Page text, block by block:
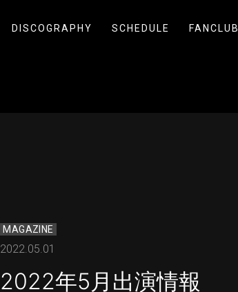
DISCOGRAPHY SCHEDULE FANCLUB
MAGAZINE
2022.05.01
2022年5月出演情報